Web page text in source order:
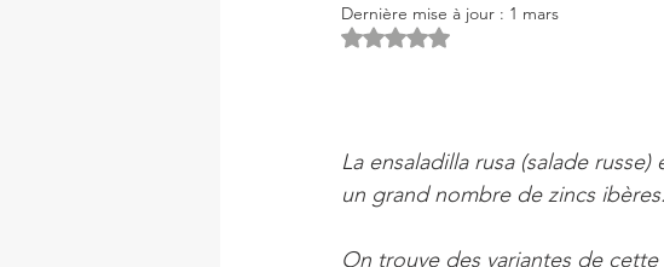
Dernière mise à jour : 1 mars
Noté NaN étoiles sur 5.
La ensaladilla rusa (salade
un grand nombre de zincs ibères.
On trouve des variantes de